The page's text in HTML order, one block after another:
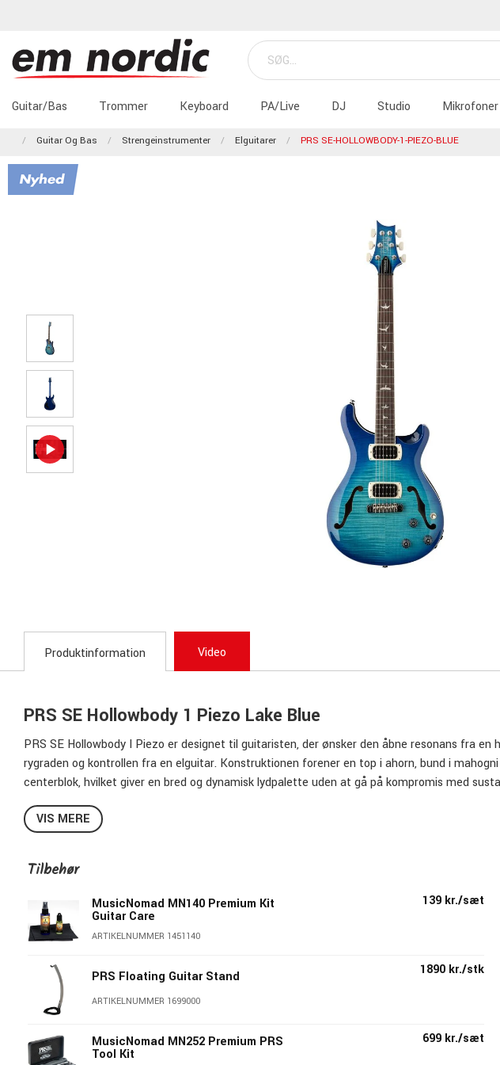
Guitar/Bas Trommer Keyboard PA/Live DJ Studio Mikrofoner
Guitar Og Bas Strengeinstrumenter Elguitarer PRS SE-HOLLOWBODY-1-PIEZO-BLUE
Produktinformation Video
PRS SE Hollowbody 1 Piezo Lake Blue
PRS SE Hollowbody I Piezo er designet til guitaristen, der ønsker den åbne resonans fra en
rygraden og kontrollen fra en elguitar. Konstruktionen forener en top i ahorn, bund i
centerblok, hvilket giver en bred og dynamisk lydpalette uden at gå på kompromis med
PRS 85/15 “S”-pickupperne leverer en fyldig og velafbalanceret lyd. Med separate
og piezo-systemet får du en imponerende fleksibilitet – fra rent elektriske toner til akustisk-
soloarbejde. Den 25” mensur kombineret med Wide Fat-halsprofilen giver en behagelig
sessions, hvilket gør PRS SE Hollowbody I Piezo til et pålideligt valg til længere gigs.
Specifikationer
Krop: Mahogni
Top: Ahorn, Shallow Violin carve
Hals: Limet hals i ahorn
VIS MERE
Tilbehør
MusicNomad MN140 Premium Kit
Guitar Care
ARTIKELNUMMER 1451140
139 kr./sæt
PRS Floating Guitar Stand
ARTIKELNUMMER 1699000
1890 kr./stk
MusicNomad MN252 Premium PRS
Tool Kit
699 kr./sæt